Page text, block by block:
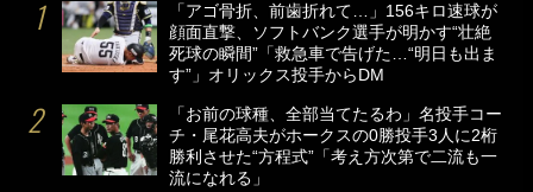
「アゴ骨折、前歯折れて…」156キロ速球が
顔面直撃、ソフトバンク選手が明かす“壮絶
死球の瞬間”「救急車で告げた…“明日も出ま
す”」オリックス投手からDM
「お前の球種、全部当てたるわ」名投手コー
チ・尾花高夫がホークスの0勝投手3人に2桁
勝利させた“方程式”「考え方次第で二流も一
流になれる」